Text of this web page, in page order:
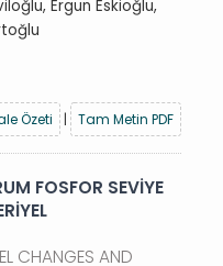
Ergun Eskioğlu,
Özeti
| Tam Metin PDF
FOSFOR SEVİYE
CHANGES AND